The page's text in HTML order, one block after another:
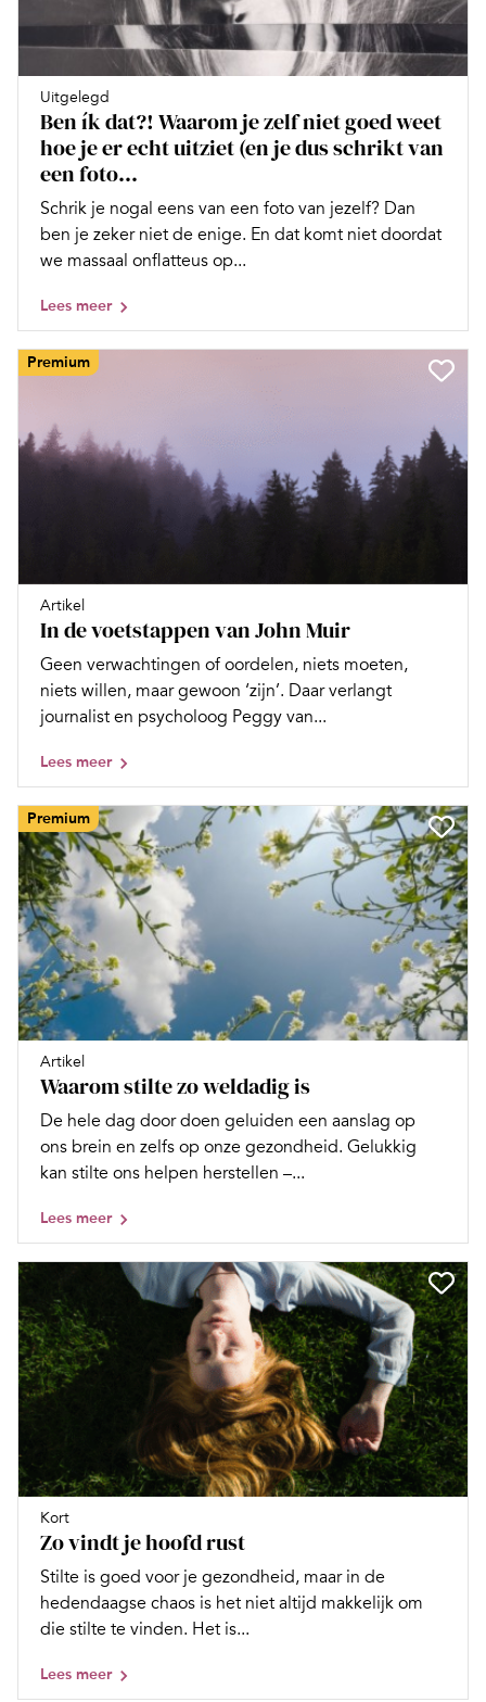
Uitgelegd
Ben ík dat?! Waarom je zelf niet goed weet
hoe je er echt uitziet (en je dus schrikt van
een foto...
Schrik je nogal eens van een foto van jezelf? Dan
ben je zeker niet de enige. En dat komt niet doordat
we massaal onflatteus op...
Lees meer
Premium
Artikel
In de voetstappen van John Muir
Geen verwachtingen of oordelen, niets moeten,
niets willen, maar gewoon ‘zijn’. Daar verlangt
journalist en psycholoog Peggy van...
Lees meer
Premium
Artikel
Waarom stilte zo weldadig is
De hele dag door doen geluiden een aanslag op
ons brein en zelfs op onze gezondheid. Gelukkig
kan stilte ons helpen herstellen –...
Lees meer
Kort
Zo vindt je hoofd rust
Stilte is goed voor je gezondheid, maar in de
hedendaagse chaos is het niet altijd makkelijk om
die stilte te vinden. Het is...
Lees meer